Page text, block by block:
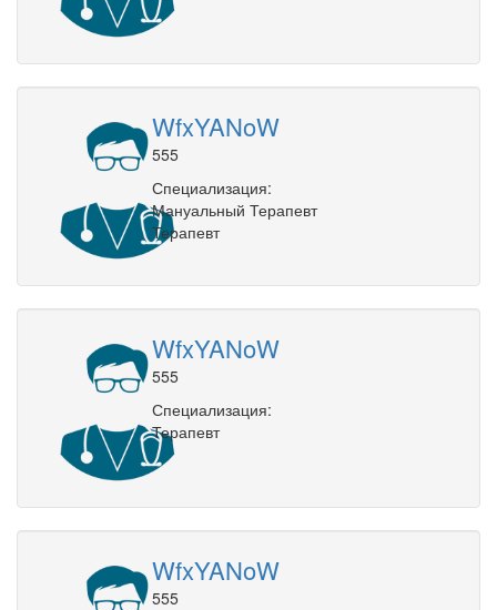
WfxYANoW
555
Специализация:
Мануальный Терапевт
Терапевт
WfxYANoW
555
Специализация:
Терапевт
WfxYANoW
555